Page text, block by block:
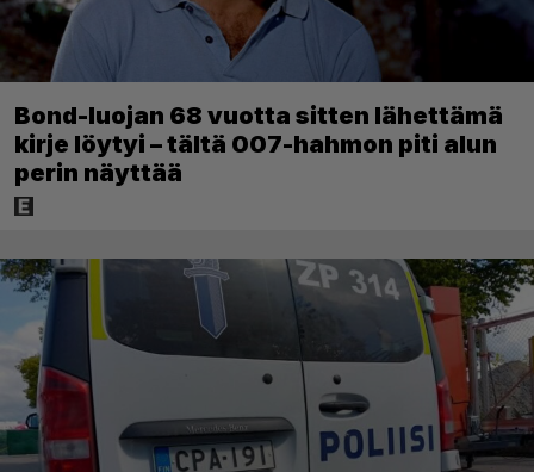
Bond-luojan 68 vuotta sitten lähettämä
kirje löytyi – tältä 007-hahmon piti alun
perin näyttää